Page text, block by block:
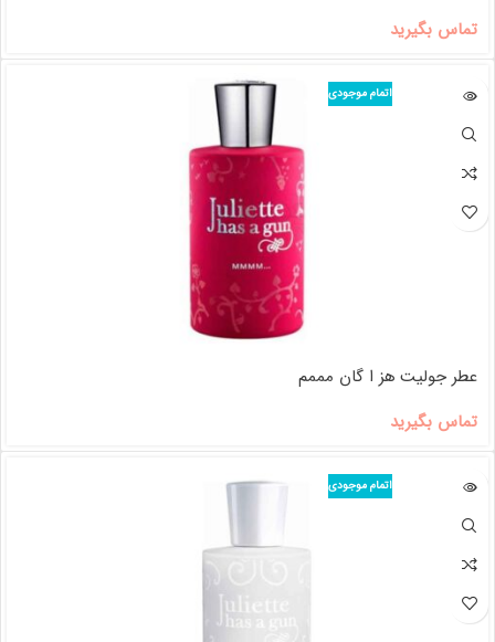
تماس بگیرید
اتمام موجودی
عطر جولیت هز ا گان مممم
تماس بگیرید
اتمام موجودی